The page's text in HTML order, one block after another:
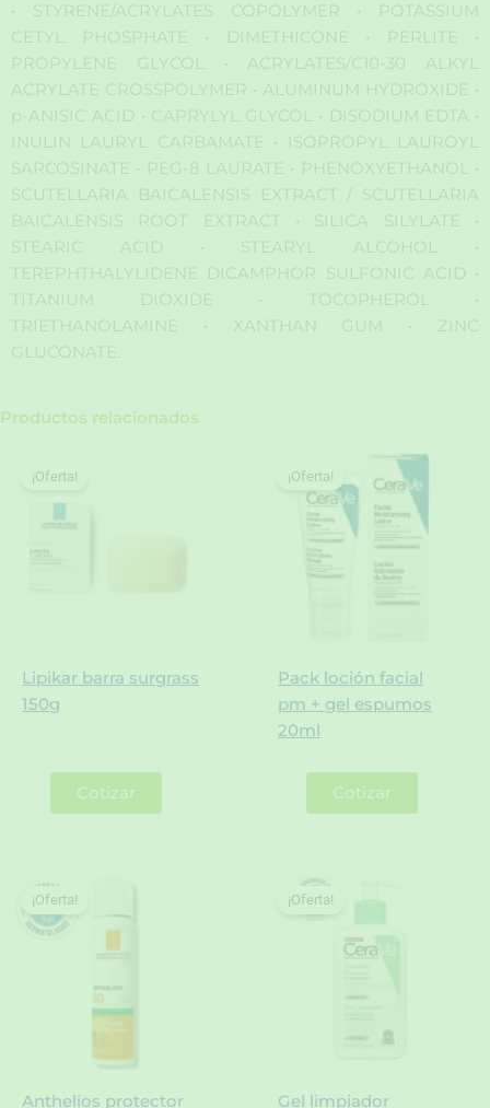
• STYRENE/ACRYLATES COPOLYMER • POTASSIUM
CETYL PHOSPHATE • DIMETHICONE • PERLITE •
PROPYLENE GLYCOL • ACRYLATES/C10-30 ALKYL
ACRYLATE CROSSPOLYMER • ALUMINUM HYDROXIDE •
p-ANISIC ACID • CAPRYLYL GLYCOL • DISODIUM EDTA •
INULIN LAURYL CARBAMATE • ISOPROPYL LAUROYL
SARCOSINATE • PEG-8 LAURATE • PHENOXYETHANOL •
SCUTELLARIA BAICALENSIS EXTRACT / SCUTELLARIA
BAICALENSIS ROOT EXTRACT • SILICA SILYLATE •
STEARIC ACID • STEARYL ALCOHOL •
TEREPHTHALYLIDENE DICAMPHOR SULFONIC ACID •
TITANIUM DIOXIDE • TOCOPHEROL •
TRIETHANOLAMINE • XANTHAN GUM • ZINC
GLUCONATE.
Productos relacionados
¡Oferta!
Lipikar barra surgrass
150g
¡Oferta!
Cotizar
¡Oferta!
Pack loción facial
pm + gel espumos
20ml
¡Oferta!
Cotizar
¡Oferta!
Anthelios protector
¡Oferta! ¡Oferta!
Gel limpiador
¡Oferta!